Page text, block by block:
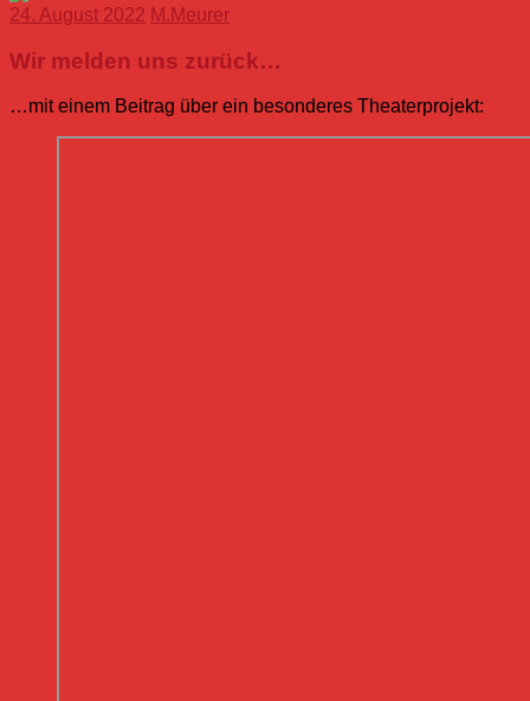
24. August 2022 M.Meurer
Wir melden uns zurück…
…mit einem Beitrag über ein besonderes Theaterprojekt: